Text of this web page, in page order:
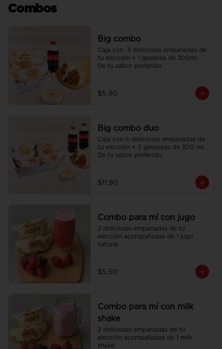
Combos
Big combo
Caja con  3 deliciosas empanadas de
tu elección + 1 gaseosa de 300ml.
De tu sabor preferido.
$5.90
Big combo duo
Caja con 6 deliciosas empanadas de
tu elección + 2 gaseosas de 300 ml.
De tu sabor preferido.
$11.90
Combo para mí con jugo
2 deliciosas empanadas de tu
elección acompañadas de 1 jugo
natural.
$5.50
Combo para mí con milk
shake
2 deliciosas empanadas de tu
elección acompañadas de 1 milk
shake.